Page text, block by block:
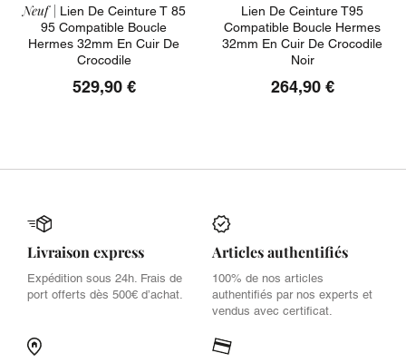
Neuf | Lien De Ceinture T 85
95 Compatible Boucle
Hermes 32mm En Cuir De
Crocodile
529,90 €
Lien De Ceinture T95
Compatible Boucle Hermes
32mm En Cuir De Crocodile
Noir
264,90 €
Livraison express
Expédition sous 24h. Frais de
port offerts dès 500€ d’achat.
Articles authentifiés
100% de nos articles
authentifiés par nos experts et
vendus avec certificat.